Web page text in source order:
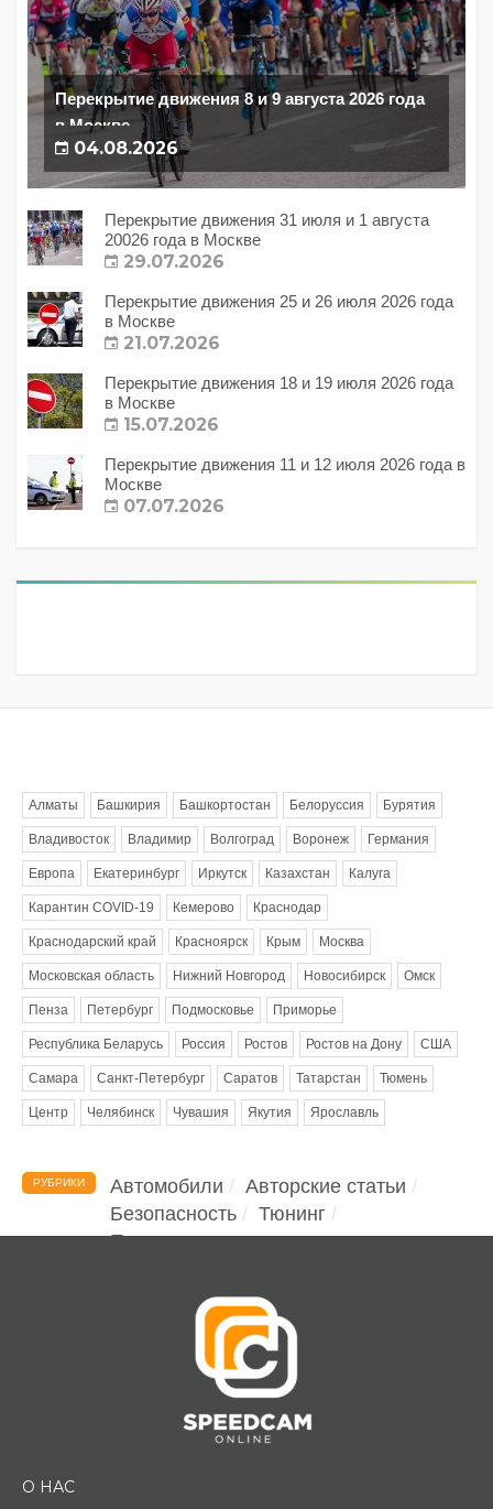
Перекрытие движения 8 и 9 августа 2026 года
в Москве
04.08.2026
Перекрытие движения 31 июля и 1 августа
20026 года в Москве
29.07.2026
Перекрытие движения 25 и 26 июля 2026 года
в Москве
21.07.2026
Перекрытие движения 18 и 19 июля 2026 года
в Москве
15.07.2026
Перекрытие движения 11 и 12 июля 2026 года в
Москве
07.07.2026
Алматы Башкирия Башкортостан Белоруссия Бурятия
Владивосток Владимир Волгоград Воронеж Германия
Европа Екатеринбург Иркутск Казахстан Калуга
Карантин COVID-19 Кемерово Краснодар
Краснодарский край Красноярск Крым Москва
Московская область Нижний Новгород Новосибирск Омск
Пенза Петербург Подмосковье Приморье
Республика Беларусь Россия Ростов Ростов на Дону США
Самара Санкт-Петербург Саратов Татарстан Тюмень
Центр Челябинск Чувашия Якутия Ярославль
РУБРИКИ Автомобили
Авторские статьи
Безопасность
Тюнинг
Помощь водителю
О НАС